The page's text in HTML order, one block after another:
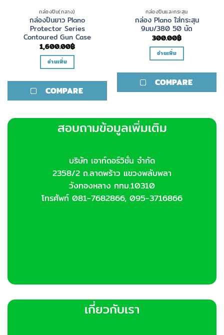
กล่องปืน(กลาง)
กล่องปืนยาว Plano
Protector Series
Contoured Gun Case
1,600.00฿
อ่านเพิ่ม
COMPARE
กล่องปืนและกระสุน
กล่อง Plano ใส่กระสุน
9มม/380 50 นัด
300.00฿
อ่านเพิ่ม
COMPARE
สอบถามข้อมูลเพิ่มเติม
บริษัท เอาท์ดอร์วิชั่น จำกัด
2358/2 ถ.ลาดพร้าว แขวงพลับพลา
วังทองหลาง กทม.10310
โทรศัพท์ 081-7682866, 095-3716866
เกี่ยวกับเรา